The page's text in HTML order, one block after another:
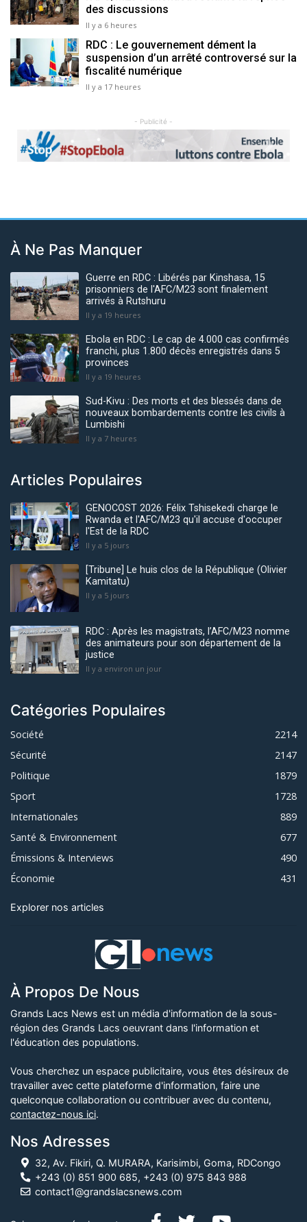
des discussions
Il y a 6 heures
RDC : Le gouvernement dément la
suspension d’un arrêté controversé sur la
fiscalité numérique
Il y a 17 heures
- Publicité -
Previous Next
À Ne Pas Manquer
Guerre en RDC : Libérés par Kinshasa, 15
prisonniers de l'AFC/M23 sont finalement
arrivés à Rutshuru
Il y a 19 heures
Ebola en RDC : Le cap de 4.000 cas confirmés
franchi, plus 1.800 décès enregistrés dans 5
provinces
Il y a 19 heures
Sud-Kivu : Des morts et des blessés dans de
nouveaux bombardements contre les civils à
Lumbishi
Il y a 7 heures
Articles Populaires
GENOCOST 2026: Félix Tshisekedi charge le
Rwanda et l'AFC/M23 qu'il accuse d'occuper
l'Est de la RDC
Il y a 5 jours
[Tribune] Le huis clos de la République (Olivier
Kamitatu)
Il y a 5 jours
RDC : Après les magistrats, l’AFC/M23 nomme
des animateurs pour son département de la
justice
Il y a environ un jour
Catégories Populaires
Société
2214
Sécurité
2147
Politique
1879
Sport
1728
Internationales
889
Santé & Environnement
677
Émissions & Interviews
490
Économie
431
Explorer nos articles
À Propos De Nous
Grands Lacs News est un média d'information de la sous-
région des Grands Lacs oeuvrant dans l'information et
l'éducation des populations.
Vous cherchez un espace publicitaire, vous êtes désireux de
travailler avec cette plateforme d'information, faire une
quelconque collaboration ou contribuer avec du contenu,
contactez-nous ici.
Nos Adresses
32, Av. Fikiri, Q. MURARA, Karisimbi, Goma, RDCongo
+243 (0) 851 900 685, +243 (0) 975 843 988
contact1@grandslacsnews.com